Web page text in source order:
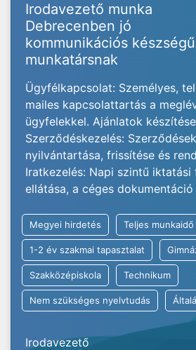
Irodavezető munka
Debrecenben jó
kommunikációs készségű
munkatársnak
Ügyfélkapcsolat: Személyes,
mailes kapcsolattartás a
ügyfelekkel. Ajánlatok
Szerződéskezelés:
nyilvántartása, frissítése és
Iratkezelés: Napi szintű iktatási
ellátása, a céges dokumentáció
Megyei hirdetés Teljes
1-2 év szakmai tapasztalat
Szakközépiskola Technikum
Nem szükséges nyelvtudás
Irodavezető